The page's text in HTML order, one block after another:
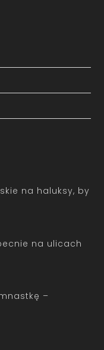
na haluksy, by
na ulicach
–